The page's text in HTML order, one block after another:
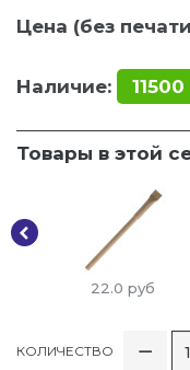
Цена (без
Наличие: 11500
Товары в этой
22.0 руб
КОЛИЧЕСТВО